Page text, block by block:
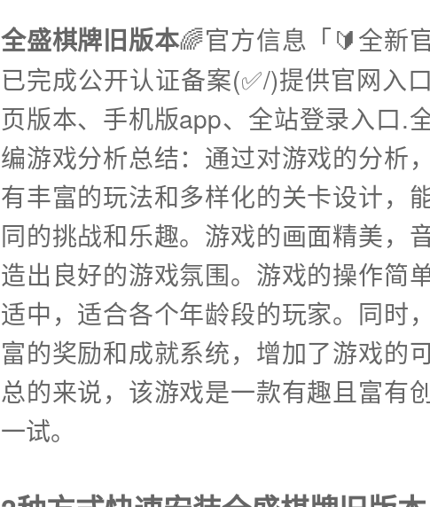
全盛棋牌旧版本🌈官方信息「🔰全新
已完成公开认证备案(✅/)提供官网入
页版本、手机版app、全站登录入口.
编游戏分析总结：通过对游戏的分析
有丰富的玩法和多样化的关卡设计，
同的挑战和乐趣。游戏的画面精美，
造出良好的游戏氛围。游戏的操作简
适中，适合各个年龄段的玩家。同时
富的奖励和成就系统，增加了游戏的
总的来说，该游戏是一款有趣且富有
一试。